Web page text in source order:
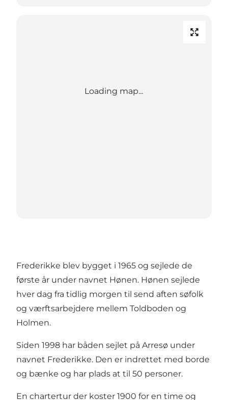
Loading map...
Frederikke blev bygget i 1965 og sejlede de
første år under navnet Hønen. Hønen sejlede
hver dag fra tidlig morgen til send aften søfolk
og værftsarbejdere mellem Toldboden og
Holmen.
Siden 1998 har båden sejlet på Arresø under
navnet Frederikke. Den er indrettet med borde
og bænke og har plads at til 50 personer.
En chartertur der koster 1900 for en time og